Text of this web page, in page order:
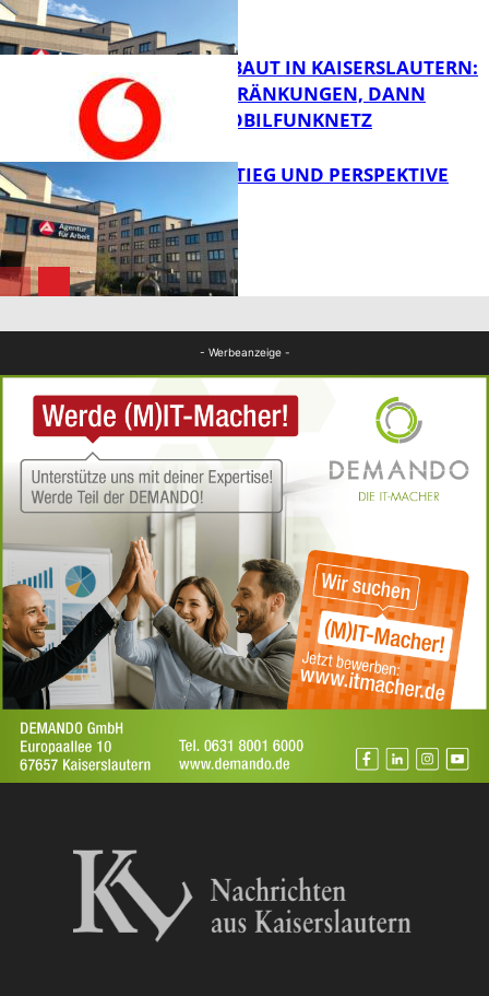
FB News
FB News
VODAFONE BAUT IN KAISERSLAUTERN:
ERST EINSCHRÄNKUNGEN, DANN
BESSERES MOBILFUNKNETZ
WIEDEREINSTIEG UND PERSPEKTIVE
- Werbeanzeige -